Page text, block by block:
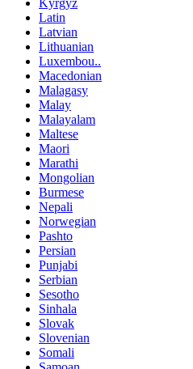
Kyrgyz
Latin
Latvian
Lithuanian
Luxembou..
Macedonian
Malagasy
Malay
Malayalam
Maltese
Maori
Marathi
Mongolian
Burmese
Nepali
Norwegian
Pashto
Persian
Punjabi
Serbian
Sesotho
Sinhala
Slovak
Slovenian
Somali